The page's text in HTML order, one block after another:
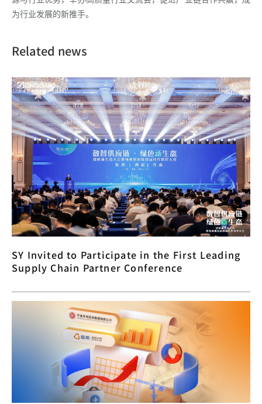
为行业发展的新推手。
Related news
SY Invited to Participate in the First Leading
Supply Chain Partner Conference